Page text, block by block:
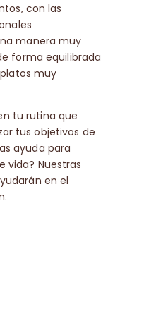
con las
manera muy
forma equilibrada
muy
tu rutina que
tus objetivos de
ayuda para
vida? Nuestras
en el